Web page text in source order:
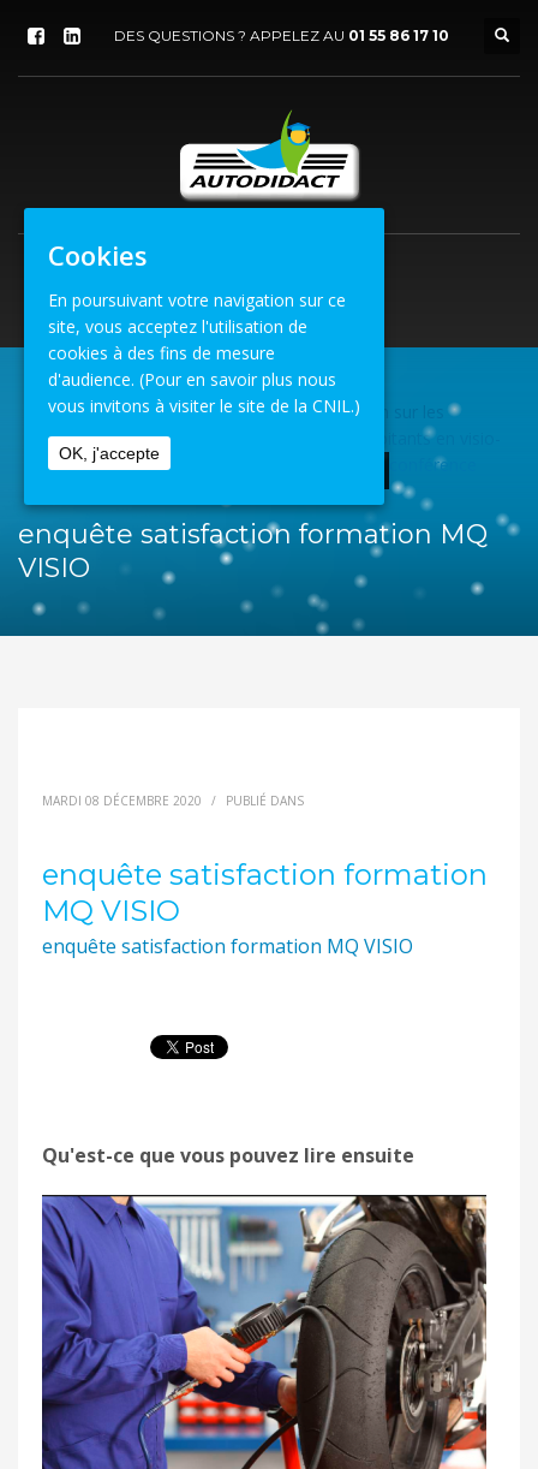
DES QUESTIONS ? APPELEZ AU 01 55 86 17 10
ACCUEIL Formation»Enquête de satisfaction sur les
formations MQ contrôleurs et exploitants en visio-
conférence
ENQUÊTE SATISFACTION FORMATION MQ VISIO
enquête satisfaction formation MQ
VISIO
MARDI 08 DÉCEMBRE 2020 / PUBLIÉ DANS
enquête satisfaction formation
MQ VISIO
enquête satisfaction formation MQ VISIO
Qu'est-ce que vous pouvez lire ensuite
Cookies
En poursuivant votre navigation sur ce
site, vous acceptez l'utilisation de
cookies à des fins de mesure
d'audience. (Pour en savoir plus nous
vous invitons à visiter le site de la CNIL.)
OK, j'accepte